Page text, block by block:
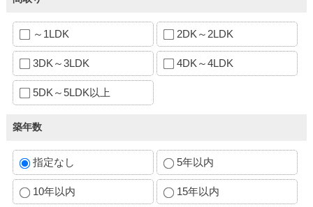
～1LDK 2DK～2LDK
3DK～3LDK 4DK～4LDK
5DK～5LDK以上
築年数
指定なし 5年以内
10年以内 15年以内